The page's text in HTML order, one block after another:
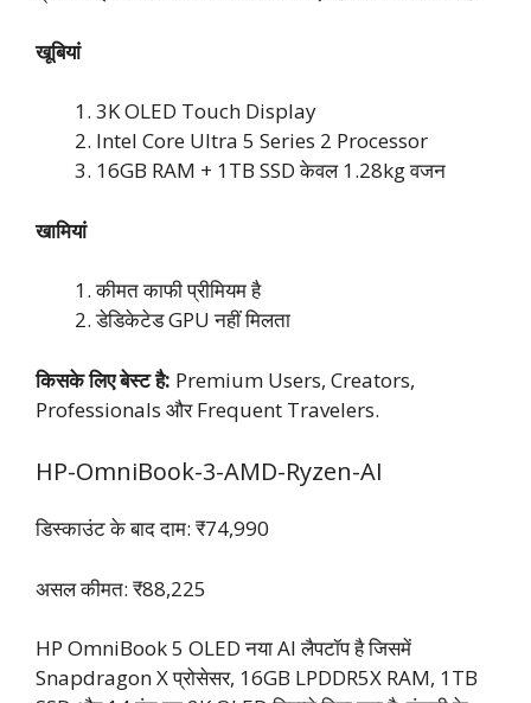
खूबियां
3K OLED Touch Display
Intel Core Ultra 5 Series 2 Processor
16GB RAM + 1TB SSD केवल 1.28kg वजन
खामियां
कीमत काफी प्रीमियम है
डेडिकेटेड GPU नहीं मिलता
किसके लिए बेस्ट है: Premium Users, Creators,
Professionals और Frequent Travelers.
HP-OmniBook-3-AMD-Ryzen-AI
डिस्काउंट के बाद दाम: ₹74,990
असल कीमत: ₹88,225
HP OmniBook 5 OLED नया AI लैपटॉप है जिसमें
Snapdragon X प्रोसेसर, 16GB LPDDR5X RAM, 1TB